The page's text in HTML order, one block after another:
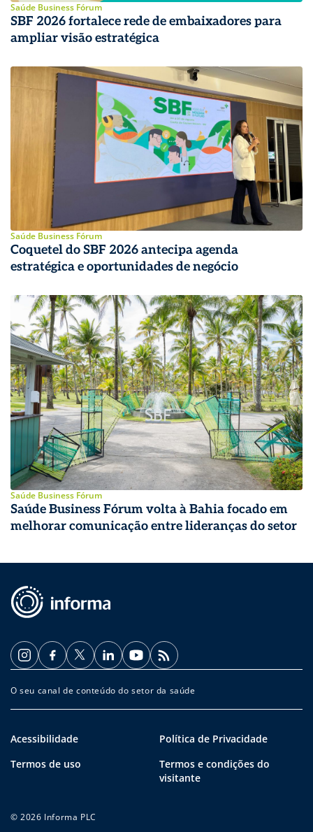
Saúde Business Fórum
SBF 2026 fortalece rede de embaixadores para
ampliar visão estratégica
Saúde Business Fórum
Coquetel do SBF 2026 antecipa agenda
estratégica e oportunidades de negócio
Saúde Business Fórum
Saúde Business Fórum volta à Bahia focado em
melhorar comunicação entre lideranças do setor
O seu canal de conteúdo do setor da saúde
Acessibilidade
Política de Privacidade
Termos de uso
Termos e condições do
visitante
© 2026 Informa PLC